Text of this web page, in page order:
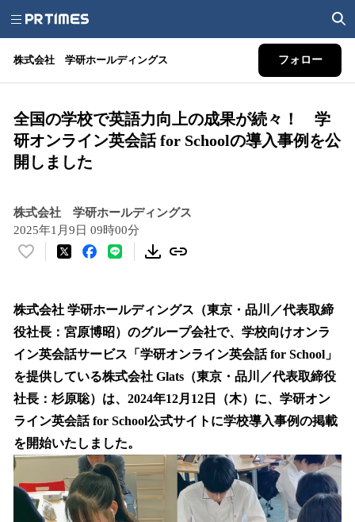
株式会社 学研ホールディングス フォロー
全国の学校で英語力向上の成果が続々！ 学
研オンライン英会話 for Schoolの導入事例を公
開しました
株式会社 学研ホールディングス
2025年1月9日 09時00分
い
！
数
を
読
み
込
み
中
で
す
株式会社 学研ホールディングス（東京・品川／代表取締
役社長：宮原博昭）のグループ会社で、学校向けオンラ
イン英会話サービス「学研オンライン英会話 for School」
を提供している株式会社 Glats（東京・品川／代表取締役
社長：杉原聡）は、2024年12月12日（木）に、学研オン
ライン英会話 for School公式サイトに学校導入事例の掲載
を開始いたしました。